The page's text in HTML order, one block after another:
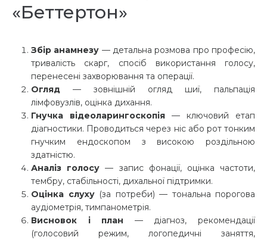
«Беттертон»
Збір анамнезу — детальна розмова про професію,
тривалість скарг, спосіб використання голосу,
перенесені захворювання та операції.
Огляд — зовнішній огляд шиї, пальпація
лімфовузлів, оцінка дихання.
Гнучка відеоларингоскопія — ключовий етап
діагностики. Проводиться через ніс або рот тонким
гнучким ендоскопом з високою роздільною
здатністю.
Аналіз голосу — запис фонації, оцінка частоти,
тембру, стабільності, дихальної підтримки.
Оцінка слуху(за потреби) — тональна порогова
аудіометрія, тимпанометрія.
Висновок і план — діагноз, рекомендації
(голосовий режим, логопедичні заняття,